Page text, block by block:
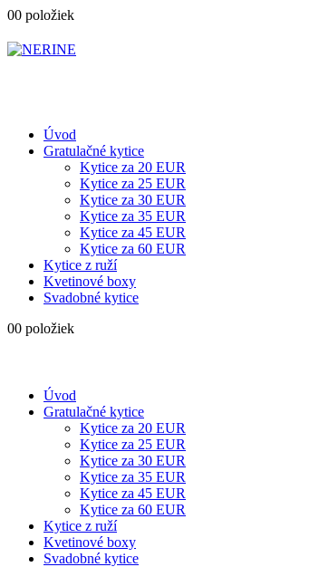
00 položiek
Úvod
Gratulačné kytice
Kytice za 20 EUR
Kytice za 25 EUR
Kytice za 30 EUR
Kytice za 35 EUR
Kytice za 45 EUR
Kytice za 60 EUR
Kytice z ruží
Kvetinové boxy
Svadobné kytice
00 položiek
Úvod
Gratulačné kytice
Kytice za 20 EUR
Kytice za 25 EUR
Kytice za 30 EUR
Kytice za 35 EUR
Kytice za 45 EUR
Kytice za 60 EUR
Kytice z ruží
Kvetinové boxy
Svadobné kytice